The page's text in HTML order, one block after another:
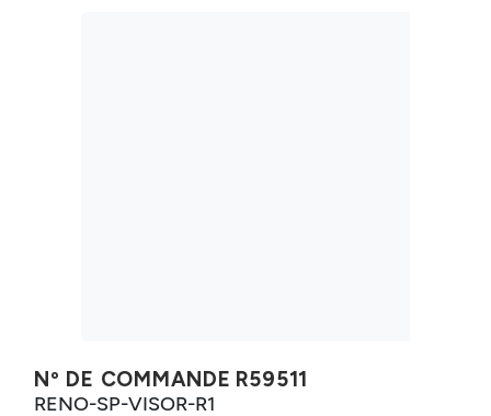
Nº DE COMMANDE R59511
RENO-SP-VISOR-R1